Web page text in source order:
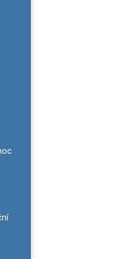
zdraví
a nelékařská povolání
povolání
України / Pomoc pro Ukrajinu